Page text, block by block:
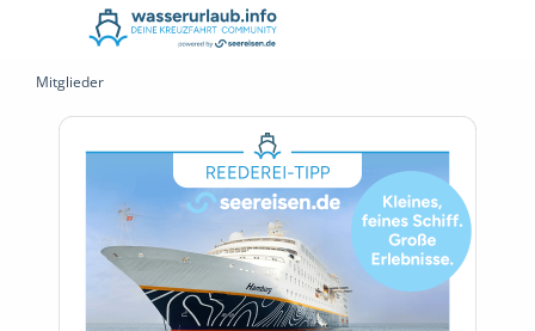
Mitglieder